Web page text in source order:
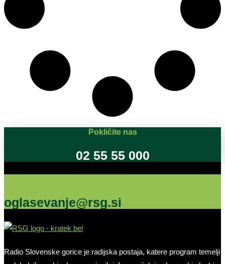
Pokličite nas
02 55 55 000
oglasevanje@rsg.si
Radio Slovenske gorice je radijska postaja, katere program temelji